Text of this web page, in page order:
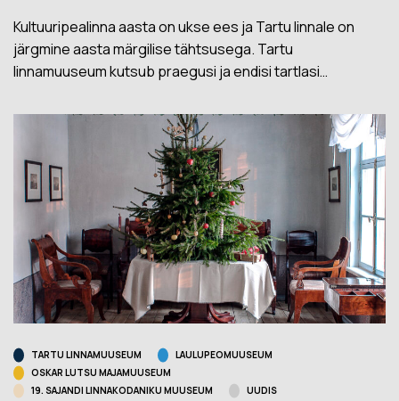
Kultuuripealinna aasta on ukse ees ja Tartu linnale on
järgmine aasta märgilise tähtsusega. Tartu
linnamuuseum kutsub praegusi ja endisi tartlasi…
TARTU LINNAMUUSEUM
LAULUPEOMUUSEUM
OSKAR LUTSU MAJAMUUSEUM
19. SAJANDI LINNAKODANIKU MUUSEUM
UUDIS